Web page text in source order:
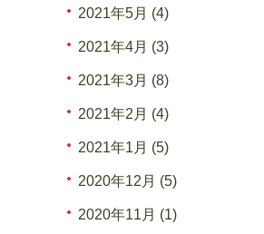
2021年5月 (4)
2021年4月 (3)
2021年3月 (8)
2021年2月 (4)
2021年1月 (5)
2020年12月 (5)
2020年11月 (1)